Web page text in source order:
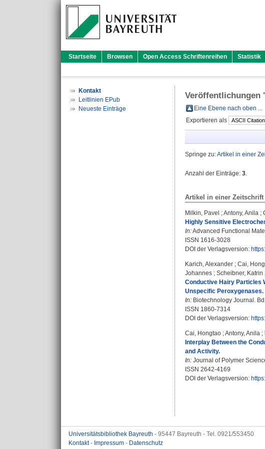
Startseite Browsen Open Access Schriftenreihen Statistik
Kontakt
Leitlinien EPub
Neueste Einträge
Veröffentlichungen
Eine Ebene nach oben ...
Exportieren als
Springe zu:Artikel in einer
Anzahl der Einträge: 3.
Artikel in einer Zeitschrift
Milkin, Pavel ;Antony, Anila ;
Highly Sensitive
In:Advanced Functional
ISSN 1616-3028
DOI der Verlagsversion:
Karich, Alexander ; Cai,
Johannes ; Scheibner, Katrin
Conductive Hairy Particles
Unspecific Peroxygenases.
In: Biotechnology Journal.
ISSN 1860-7314
DOI der Verlagsversion:
Cai, Hongtao ;Antony, Anila ;
Interplay Between the
and Activity.
In: Journal of Polymer
ISSN 2642-4169
DOI der Verlagsversion:
Universitätsbibliothek Bayreuth - 95447 Bayreuth - Tel. 0921/553450
Kontakt- Impressum - Datenschutz